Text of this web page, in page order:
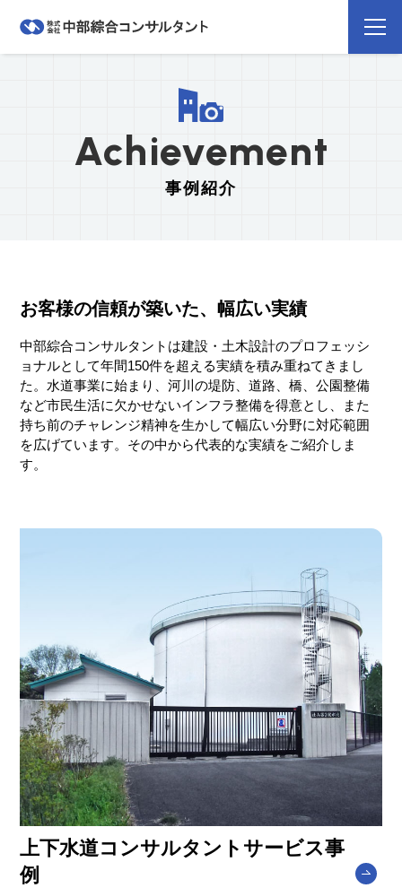
Achievement
事例紹介
お客様の信頼が築いた、幅広い実績
中部綜合コンサルタントは建設・土木設計のプロフェッシ
ョナルとして年間150件を超える実績を積み重ねてきまし
た。水道事業に始まり、河川の堤防、道路、橋、公園整備
など市民生活に欠かせないインフラ整備を得意とし、また
持ち前のチャレンジ精神を生かして幅広い分野に対応範囲
を広げています。その中から代表的な実績をご紹介しま
す。
上下水道コンサルタントサービス事
例